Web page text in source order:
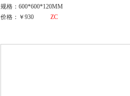
规格：600*600*120MM
价格：￥930
ZC